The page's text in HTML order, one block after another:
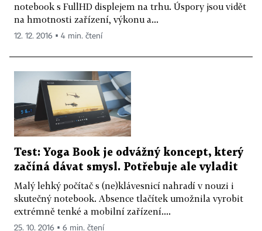
notebook s FullHD displejem na trhu. Úspory jsou vidět
na hmotnosti zařízení, výkonu a...
12. 12. 2016 ▪ 4 min. čtení
Test: Yoga Book je odvážný koncept, který
začíná dávat smysl. Potřebuje ale vyladit
Malý lehký počítač s (ne)klávesnicí nahradí v nouzi i
skutečný notebook. Absence tlačítek umožnila vyrobit
extrémně tenké a mobilní zařízení....
25. 10. 2016 ▪ 6 min. čtení